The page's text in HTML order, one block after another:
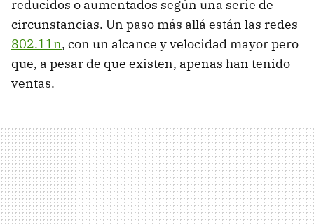
reducidos o aumentados según una serie de
circunstancias. Un paso más allá están las redes
802.11n, con un alcance y velocidad mayor pero
que, a pesar de que existen, apenas han tenido
ventas.